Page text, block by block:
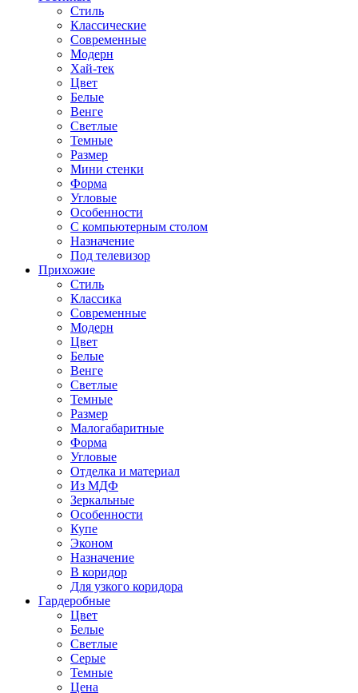
Стиль
Классические
Современные
Модерн
Хай-тек
Цвет
Белые
Венге
Светлые
Темные
Размер
Мини стенки
Форма
Угловые
Особенности
С компьютерным столом
Назначение
Под телевизор
Прихожие
Стиль
Классика
Современные
Модерн
Цвет
Белые
Венге
Светлые
Темные
Размер
Малогабаритные
Форма
Угловые
Отделка и материал
Из МДФ
Зеркальные
Особенности
Купе
Эконом
Назначение
В коридор
Для узкого коридора
Гардеробные
Цвет
Белые
Светлые
Серые
Темные
Цена